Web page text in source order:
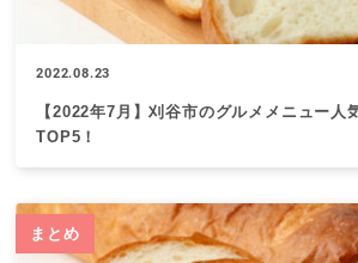
2022.08.23
【2022年7月】刈谷市のグルメメニュー人
TOP5！
まとめ